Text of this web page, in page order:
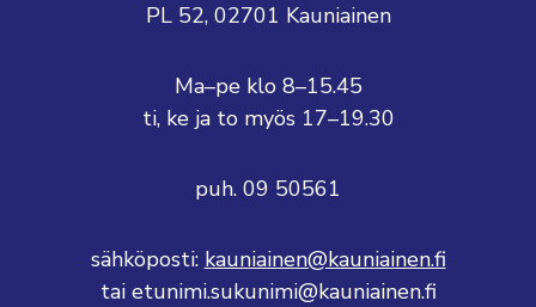
PL 52, 02701 Kauniainen
Ma–pe klo 8–15.45
ti, ke ja to myös 17–19.30
puh. 09 50561
sähköposti: kauniainen@kauniainen.fi
tai etunimi.sukunimi@kauniainen.fi